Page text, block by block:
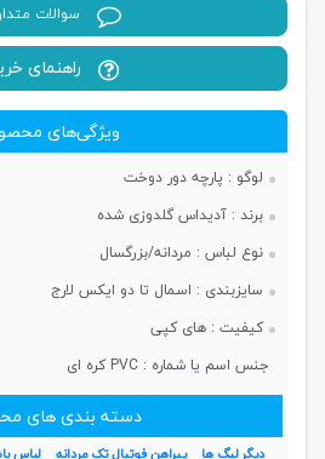
سوالات
راهنمای
ویژگی‌های
لوگو : پارچه دور دوخت
برند : آدیداس گلدوزی شده
نوع لباس : مردانه/بزرگسال
سایزبندی : اسمال تا دو ایکس لارج
کیفیت : های کپی
جنس اسم یا شماره : PVC کره ای
دسته بندی های
دیگر لیگ ها پیراهن فوتبال تک مردانه لباس